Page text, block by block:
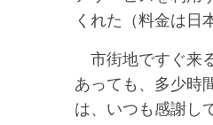
くれた（料金は日
市街地ですぐ来
あっても、多少時
は、いつも感謝し